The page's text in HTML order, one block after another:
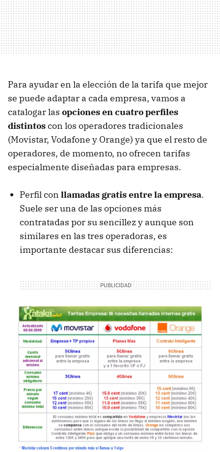
Para ayudar en la elección de la tarifa que mejor
se puede adaptar a cada empresa, vamos a
catalogar las opciones en cuatro perfiles
distintoscon los operadores tradicionales
(Movistar, Vodafone y Orange) ya que el resto de
operadores, de momento, no ofrecen tarifas
especialmente diseñadas para empresas.
Perfil con llamadas gratis entre la empresa.
Suele ser una de las opciones más
contratadas por su sencillez y aunque son
similares en las tres operadoras, es
importante destacar sus diferencias: